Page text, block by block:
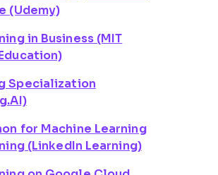
(Udemy)
in Business (MIT
Specialization
for Machine Learning
(LinkedIn Learning)